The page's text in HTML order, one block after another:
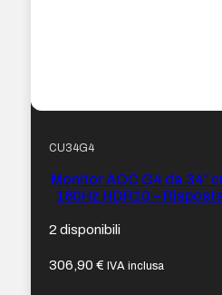
CU34G4
Monitor AOC G4 da 34″
180Hz HDR10 –
2 disponibili
306,90€ IVA inclusa